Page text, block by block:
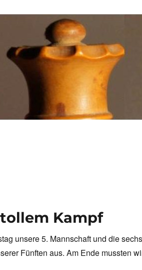
Kampf
unsere 5. Mannschaft und die
Fünften aus. Am Ende mussten